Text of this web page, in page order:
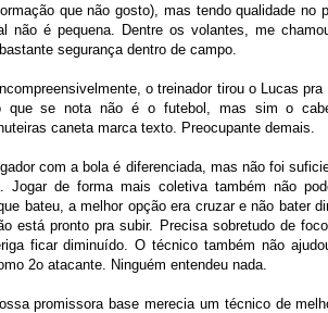
que não gosto), mas tendo qualidade no
não é pequena. Dentre os volantes, me
segurança dentro de campo.
o treinador tirou o Lucas pra
que se nota não é o futebol, mas sim o
caneta marca texto. Preocupante demais.
com a bola é diferenciada, mas não foi
Jogar de forma mais coletiva também não
bateu, a melhor opção era cruzar e não bater
está pronto pra subir. Precisa sobretudo de
ficar diminuído. O técnico também não
2o atacante. Ninguém entendeu nada.
promissora base merecia um técnico de